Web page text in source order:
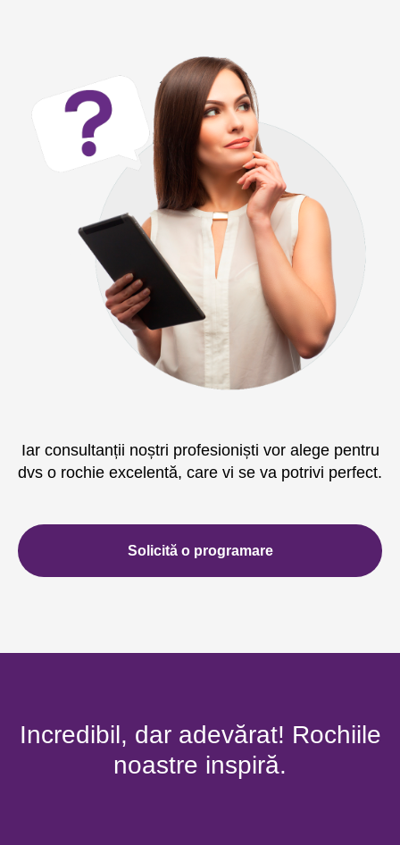
Iar consultanții noștri profesioniști vor alege pentru
dvs o rochie excelentă, care vi se va potrivi perfect.
Solicită o programare
Incredibil, dar adevărat! Rochiile
noastre inspiră.